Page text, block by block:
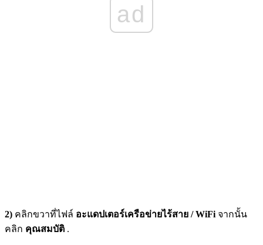
ad
2) คลิกขวาที่ไฟล์ อะแดปเตอร์เครือข่ายไร้สาย / WiFi จากนั้น
คลิก คุณสมบัติ .